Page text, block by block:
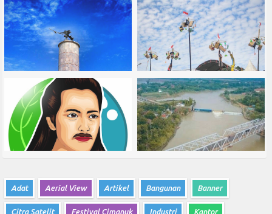
Adat Aerial View Artikel Bangunan Banner
Citra Satelit Festival Cimanuk Industri Kantor